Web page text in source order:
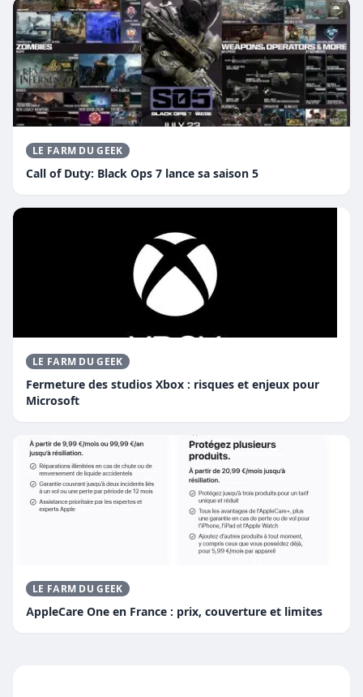
LE FARM DU GEEK
Call of Duty: Black Ops 7 lance sa saison 5
LE FARM DU GEEK
Fermeture des studios Xbox : risques et enjeux pour
Microsoft
LE FARM DU GEEK
AppleCare One en France : prix, couverture et limites